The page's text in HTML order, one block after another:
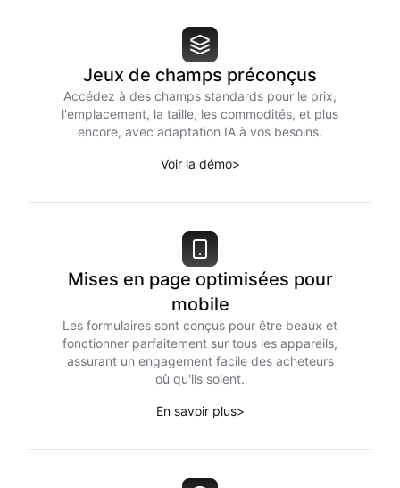
Jeux de champs préconçus
Accédez à des champs standards pour le prix,
l'emplacement, la taille, les commodités, et plus
encore, avec adaptation IA à vos besoins.
Voir la démo>
Mises en page optimisées pour
mobile
Les formulaires sont conçus pour être beaux et
fonctionner parfaitement sur tous les appareils,
assurant un engagement facile des acheteurs
où qu'ils soient.
En savoir plus>